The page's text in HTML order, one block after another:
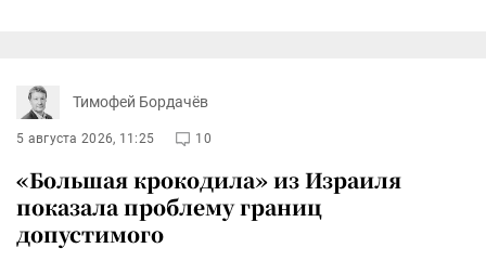
Тимофей Бордачёв
5 августа 2026, 11:25 10
«Большая крокодила» из Израиля
показала проблему границ
допустимого